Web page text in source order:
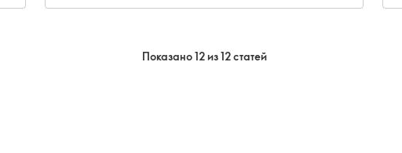
Показано 12 из 12 статей